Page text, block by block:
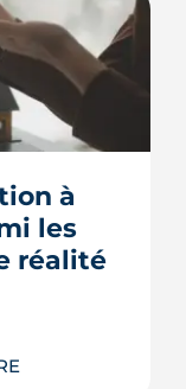
un
et
friche
parà
les
réalité